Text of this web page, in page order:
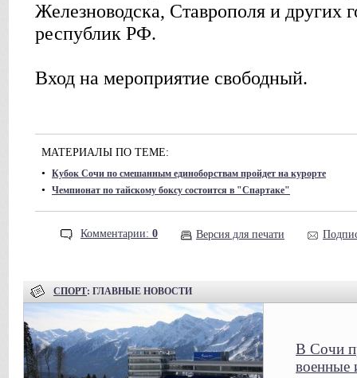
Железноводска, Ставрополя и других
республик РФ.
Вход на мероприятие свободный.
МАТЕРИАЛЫ ПО ТЕМЕ:
• Кубок Сочи по смешанным единоборствам пройдет на курорте
• Чемпионат по тайскому боксу состоится в "Спартаке"
Комментарии: 0 Версия для печати
СПОРТ: ГЛАВНЫЕ НОВОСТИ
В Сочи
военные